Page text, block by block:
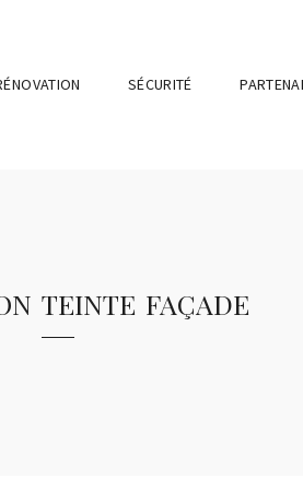
SÉCURITÉ
teinte façade